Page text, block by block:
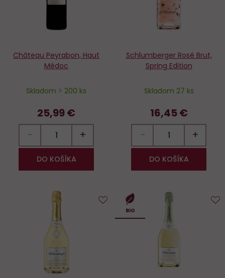
Château Peyrabon, Haut
Médoc
Skladom > 200 ks
25,99 €
− +
DO KOŠÍKA
Schlumberger Rosé Brut,
Spring Edition
Skladom 27 ks
16,45 €
− +
DO KOŠÍKA
BIO